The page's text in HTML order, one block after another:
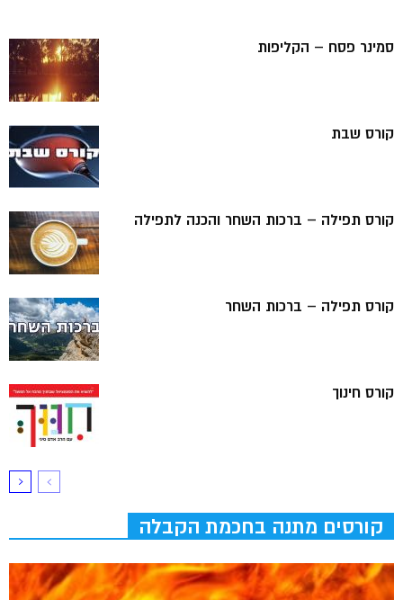
סמינר פסח – הקליפות
קורס שבת
קורס תפילה – ברכות השחר והכנה לתפילה
קורס תפילה – ברכות השחר
קורס חינוך
קורסים מתנה בחכמת הקבלה